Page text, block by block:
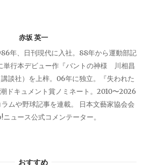
赤坂 英一
年、日刊現代に入社。88年から運動部記
単行本デビュー作『バントの神様 川相昌
談社）を上梓。06年に独立。『失われた
ドキュメント賞ノミネート。2010〜2026
ムや野球記事を連載。 日本文藝家協会会
ュース公式コメンテーター。
おすすめ